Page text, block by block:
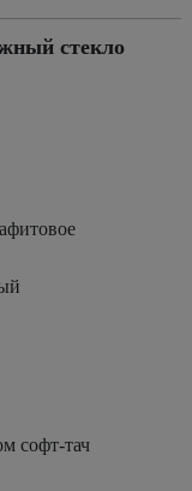
стекло
софт-тач